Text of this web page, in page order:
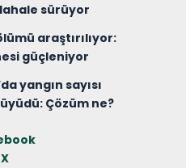
sürüyor
araştırılıyor:
güçleniyor
yangın sayısı
Çözüm ne?
X